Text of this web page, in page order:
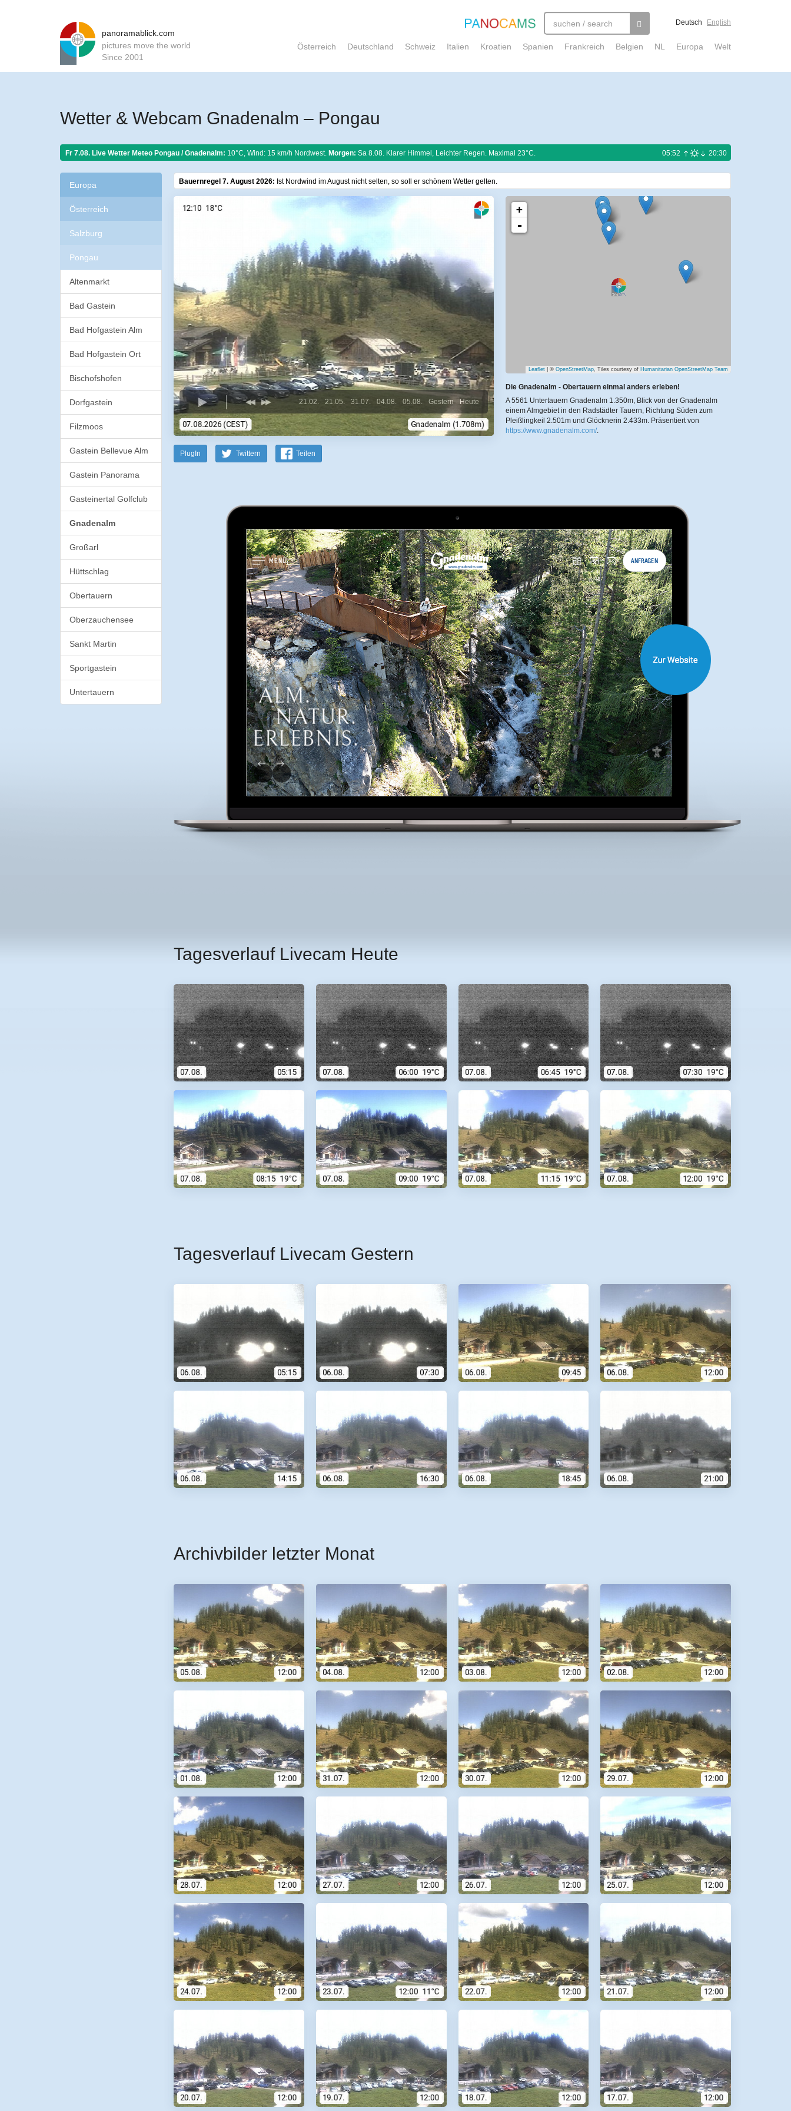
panoramablick.com
pictures move the world
Since 2001
Deutsch English
Österreich Deutschland Schweiz Italien Kroatien Spanien Frankreich Belgien NL Europa Welt
Wetter & Webcam Gnadenalm – Pongau
Fr 7.08. Live Wetter Meteo Pongau / Gnadenalm: 10°C, Wind: 15 km/h Nordwest. Morgen: Sa 8.08. Klarer Himmel, Leichter Regen. Maximal 23°C. 05:52 20:30
Europa
Österreich
Salzburg
Pongau
Altenmarkt
Bad Gastein
Bad Hofgastein Alm
Bad Hofgastein Ort
Bischofshofen
Dorfgastein
Filzmoos
Gastein Bellevue Alm
Gastein Panorama
Gasteinertal Golfclub
Gnadenalm
Großarl
Hüttschlag
Obertauern
Oberzauchensee
Sankt Martin
Sportgastein
Untertauern
Bauernregel 7. August 2026: Ist Nordwind im August nicht selten, so soll er schönem Wetter gelten.
Heute
Gestern
05.08.
04.08.
31.07.
21.05.
21.02.
+
-
Leaflet| © OpenStreetMap, Tiles courtesy of Humanitarian OpenStreetMap Team
Die Gnadenalm - Obertauern einmal anders erleben!
A 5561 Untertauern Gnadenalm 1.350m, Blick von der Gnadenalm
einem Almgebiet in den Radstädter Tauern, Richtung Süden zum
Pleißlingkeil 2.501m und Glöcknerin 2.433m. Präsentiert von
https://www.gnadenalm.com/.
PlugIn Twittern Teilen
Tagesverlauf Livecam Heute
Tagesverlauf Livecam Gestern
Archivbilder letzter Monat